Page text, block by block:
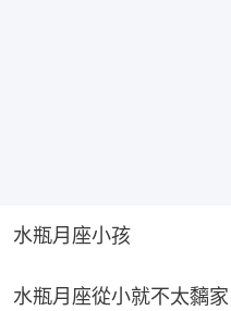
水瓶月座小孩
水瓶月座從小就不太黐